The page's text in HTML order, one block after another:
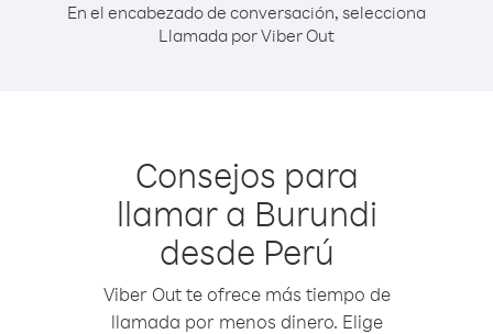
En el encabezado de conversación, selecciona
Llamada por Viber Out
Consejos para
llamar a Burundi
desde Perú
Viber Out te ofrece más tiempo de
llamada por menos dinero. Elige